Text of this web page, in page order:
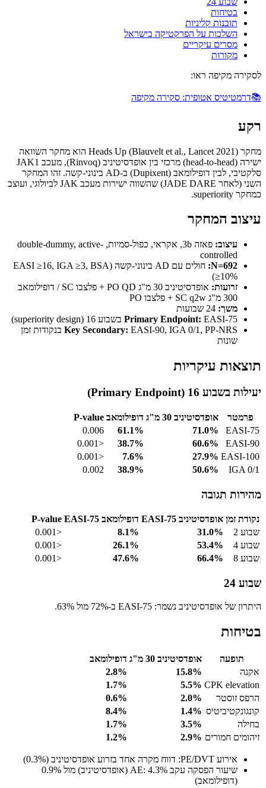
בטיחות
תובנות קליניות
השלכות על הפרקטיקה בישראל
מסרים עיקריים
מקורות
לסקירה מקיפה ראו:
📚דרמטיטיס אטופית: סקירה מקיפה
רקע
מחקר Heads Up (Blauvelt et al., Lancet 2021) הוא מחקר השוואה
ישירה (head-to-head) מרכזי בין אופדסיטיניב (Rinvoq), מעכב JAK1
סלקטיבי, לבין דופילומאב (Dupixent) ב-AD בינוני-קשה. זהו המחקר
השני (לאחר JADE DARE) שהשווה ישירות מעכב JAK לביולוגי, ועוצב
כמחקר superiority.
עיצוב המחקר
עיצוב:
פאזה 3b, אקראי, כפול-סמיות, double-dummy, active-
controlled
N=692:
חולים עם AD בינוני-קשה (EASI ≥16, IGA ≥3, BSA
≥10%)
זרועות:
אופדסיטיניב 30 מ"ג PO QD + פלצבו SC / דופילומאב
300 מ"ג SC q2w + פלצבו PO
משך:
Primary Endpoint: EASI-75 בשבוע 16 (superiority design)
Key Secondary: EASI-90, IGA 0/1, PP-NRS בנקודות זמן
שונות
תוצאות עיקריות
יעילות בשבוע 16 (Primary Endpoint)
פרמטר אופדסיטיניב 30 מ"ג דופילומאב P-value
EASI-75
71.0%
61.1%
0.006
EASI-90
60.6%
38.7%
<0.001
EASI-100
27.9%
7.6%
<0.001
IGA 0/1
50.6%
38.9%
0.002
מהירות תגובה
נקודת זמן אופדסיטיניב EASI-75 דופילומאב EASI-75
P-value
שבוע 2
31.0%
8.1%
<0.001
שבוע 4
53.4%
26.1%
<0.001
שבוע 8
66.4%
47.6%
<0.001
שבוע 24
היתרון של אופדסיטיניב נשמר: EASI-75 ב-72% מול 63%.
בטיחות
תופעה אופדסיטיניב 30 מ"ג
דופילומאב
אקנה
15.8%
2.8%
CPK elevation
5.5%
1.7%
הרפס זוסטר
2.0%
0.6%
קונגונקטיביטיס 1.4%
8.4%
בחילה
3.5%
1.7%
זיהומים חמורים 2.9%
1.2%
אירוע PE/DVT: דווח מקרה אחד בזרוע אופדסיטיניב (0.3%)
שיעור הפסקה עקב AE: 4.3% (אופדסיטיניב) מול 0.9%
(דופילומאב)